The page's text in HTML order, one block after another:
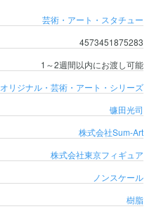
芸術・アート・スタチュー
4573451875283
1～2週間以内にお渡し可能
オリジナル・芸術・アート・シリーズ
镰田光司
株式会社Sum-Art
株式会社東京フィギュア
ノンスケール
樹脂